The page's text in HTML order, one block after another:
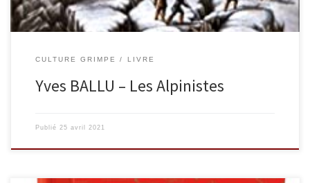
CULTURE GRIMPE LIVRE
Yves BALLU – Les Alpinistes
Publié 25 avril 2021